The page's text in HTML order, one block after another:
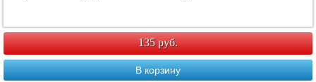
135 руб.
В корзину